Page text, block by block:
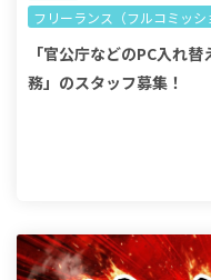
フリーランス（フルコミッシ
「官公庁などのPC入れ
務」のスタッフ募集！